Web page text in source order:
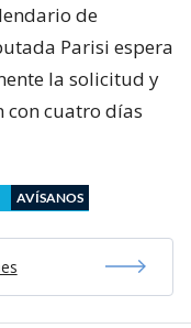
de
Parisi espera
la solicitud y
con cuatro días
AVÍSANOS